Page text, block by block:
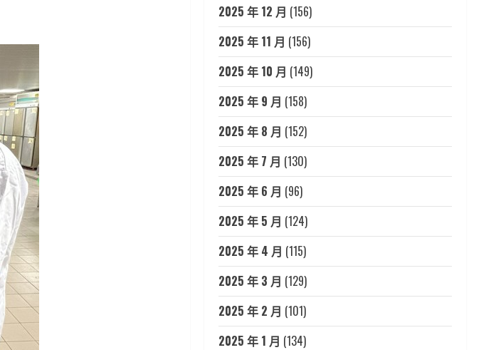
2025 年 12 月 (156)
2025 年 11 月 (156)
2025 年 10 月 (149)
2025 年 9 月 (158)
2025 年 8 月 (152)
2025 年 7 月 (130)
2025 年 6 月 (96)
2025 年 5 月 (124)
2025 年 4 月 (115)
2025 年 3 月 (129)
2025 年 2 月 (101)
2025 年 1 月 (134)